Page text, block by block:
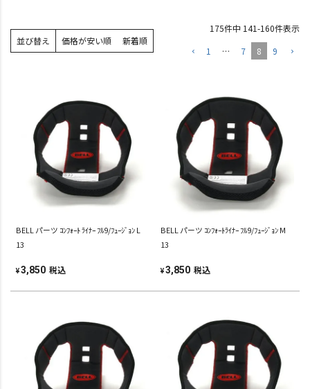
並び替え 価格が安い順 新着順
175件中 141-160件表示
1
… 7 8 9
BELL パーツ ｺﾝﾌｫｰﾄ ﾗｲﾅｰ ﾌﾙ9/ﾌｭｰｼﾞｮﾝ L
13
¥3,850 税込
BELL パーツ ｺﾝﾌｫｰﾄﾗｲﾅｰ ﾌﾙ9/ﾌｭｰｼﾞｮﾝ M
13
¥3,850 税込